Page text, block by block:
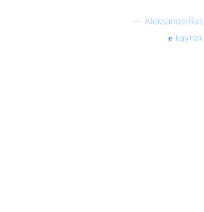
— AleksanderRas
kaynak